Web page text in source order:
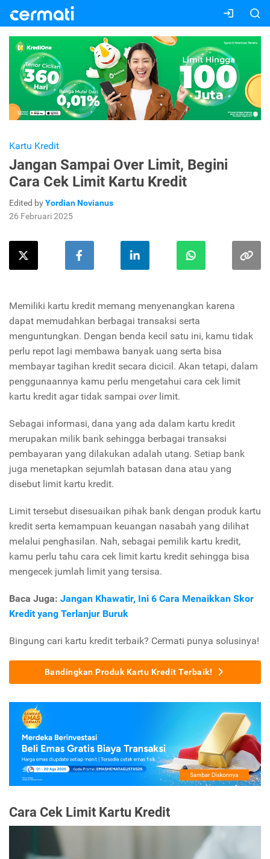
Kartu Kredit
Jangan Sampai Over Limit, Begini
Cara Cek Limit Kartu Kredit
Edited byYordian Novianus
26 Februari 2025
Memiliki kartu kredit memang menyenangkan karena
dapat memudahkan berbagai transaksi serta
menguntungkan. Dengan benda kecil satu ini, kamu tidak
perlu repot lagi membawa banyak uang serta bisa
membayar tagihan kredit secara dicicil. Akan tetapi, dalam
penggunaannya kamu perlu mengetahui cara cek limit
kartu kredit agar tidak sampai over limit.
Sebagai informasi, dana yang ada dalam kartu kredit
merupakan milik bank sehingga berbagai transaksi
pembayaran yang dilakukan adalah utang. Setiap bank
juga menetapkan sejumlah batasan dana atau yang
disebut limit kartu kredit.
Limit tersebut disesuaikan pihak bank dengan produk kartu
kredit serta kemampuan keuangan nasabah yang dilihat
melalui penghasilan. Nah, sebagai pemilik kartu kredit,
kamu perlu tahu cara cek limit kartu kredit sehingga bisa
mengecek jumlah limit yang tersisa.
Baca Juga: Jangan Khawatir, Ini 6 Cara Menaikkan Skor
Kredit yang Terlanjur Buruk
Bingung cari kartu kredit terbaik? Cermati punya solusinya!
Bandingkan Produk Kartu Kredit Terbaik!
Cara Cek Limit Kartu Kredit